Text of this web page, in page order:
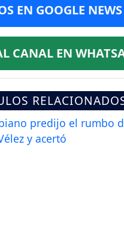
EN GOOGLE NEWS
CANAL EN